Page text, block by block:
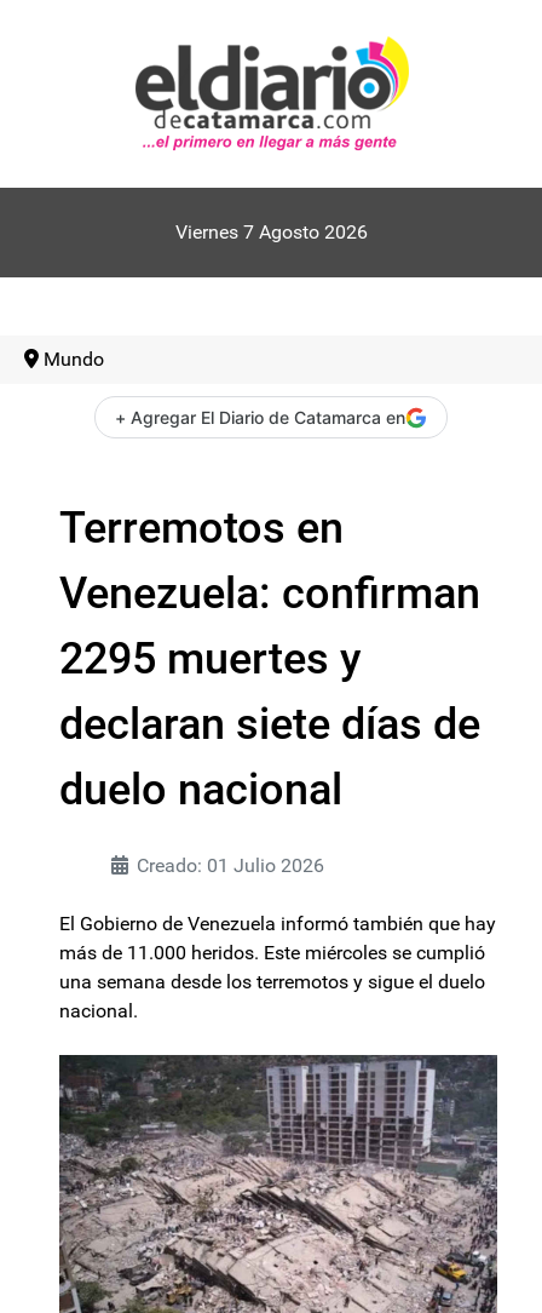
Viernes 7 Agosto 2026
Mundo
+ Agregar El Diario de Catamarca en
Terremotos en
Venezuela: confirman
2295 muertes y
declaran siete días de
duelo nacional
Creado: 01 Julio 2026
El Gobierno de Venezuela informó también que hay
más de 11.000 heridos. Este miércoles se cumplió
una semana desde los terremotos y sigue el duelo
nacional.